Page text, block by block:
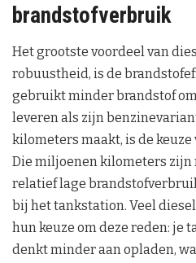
brandstofverbruik
Het grootste voordeel van
robuustheid, is de
gebruikt minder brandstof
leveren als zijn
kilometers maakt, is de
Die miljoenen kilometers zijn
relatief lage
bij het tankstation. Veel
hun keuze om deze reden: je
denkt minder aan opladen,